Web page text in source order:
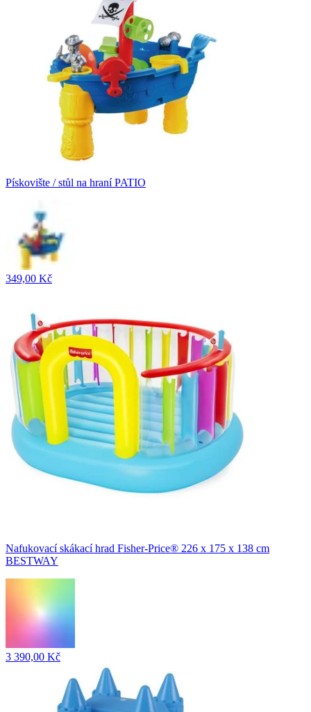
Pískovište / stůl na hraní PATIO
349,00 Kč
Nafukovací skákací hrad Fisher-Price® 226 x 175 x 138 cm
BESTWAY
3 390,00 Kč